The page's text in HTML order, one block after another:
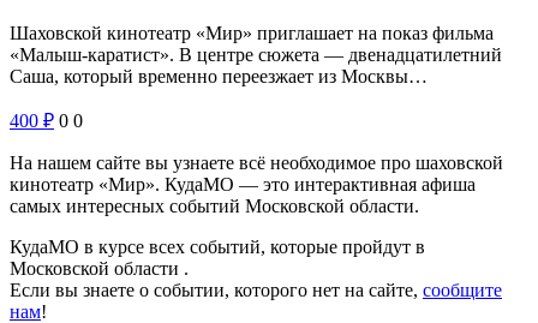
Шаховской кинотеатр «Мир» приглашает на показ фильма
«Малыш-каратист». В центре сюжета — двенадцатилетний
Саша, который временно переезжает из Москвы…
400 ₽ 0 0
На нашем сайте вы узнаете всё необходимое про шаховской
кинотеатр «Мир». КудаМО — это интерактивная афиша
самых интересных событий Московской области.
КудаМО в курсе всех событий, которые пройдут в
Московской области .
Если вы знаете о событии, которого нет на сайте, сообщите
нам!